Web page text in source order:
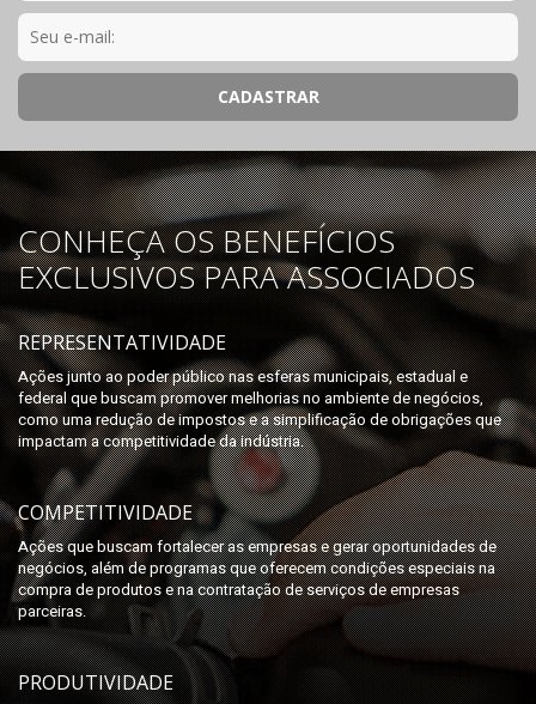
CONHEÇA OS BENEFÍCIOS
EXCLUSIVOS PARA ASSOCIADOS
REPRESENTATIVIDADE
Ações junto ao poder público nas esferas municipais, estadual e
federal que buscam promover melhorias no ambiente de negócios,
como uma redução de impostos e a simplificação de obrigações que
impactam a competitividade da indústria.
COMPETITIVIDADE
Ações que buscam fortalecer as empresas e gerar oportunidades de
negócios, além de programas que oferecem condições especiais na
compra de produtos e na contratação de serviços de empresas
parceiras.
PRODUTIVIDADE